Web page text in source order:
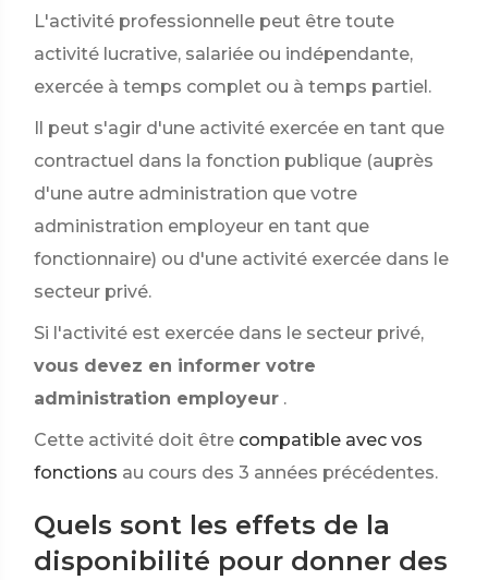
L'activité professionnelle peut être toute
activité lucrative, salariée ou indépendante,
exercée à temps complet ou à temps partiel.
Il peut s'agir d'une activité exercée en tant que
contractuel dans la fonction publique (auprès
d'une autre administration que votre
administration employeur en tant que
fonctionnaire) ou d'une activité exercée dans le
secteur privé.
Si l'activité est exercée dans le secteur privé,
vous devez en informer votre
administration employeur .
Cette activité doit être compatible avec vos
fonctions au cours des 3 années précédentes.
Quels sont les effets de la
disponibilité pour donner des